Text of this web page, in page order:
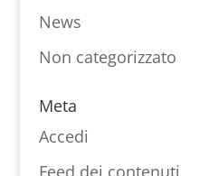
News
Non categorizzato
Meta
Accedi